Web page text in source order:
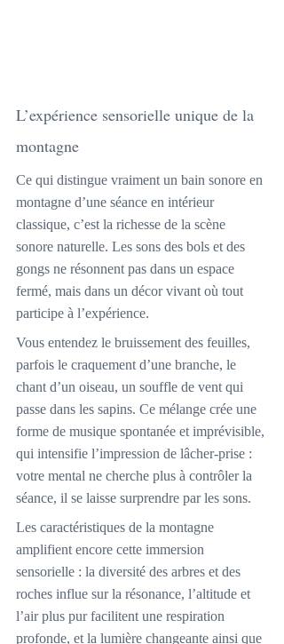
L’expérience sensorielle unique de la
montagne
Ce qui distingue vraiment un bain sonore en
montagne d’une séance en intérieur
classique, c’est la richesse de la scène
sonore naturelle. Les sons des bols et des
gongs ne résonnent pas dans un espace
fermé, mais dans un décor vivant où tout
participe à l’expérience.
Vous entendez le bruissement des feuilles,
parfois le craquement d’une branche, le
chant d’un oiseau, un souffle de vent qui
passe dans les sapins. Ce mélange crée une
forme de musique spontanée et imprévisible,
qui intensifie l’impression de lâcher-prise :
votre mental ne cherche plus à contrôler la
séance, il se laisse surprendre par les sons.
Les caractéristiques de la montagne
amplifient encore cette immersion
sensorielle : la diversité des arbres et des
roches influe sur la résonance, l’altitude et
l’air plus pur facilitent une respiration
profonde, et la lumière changeante ainsi que